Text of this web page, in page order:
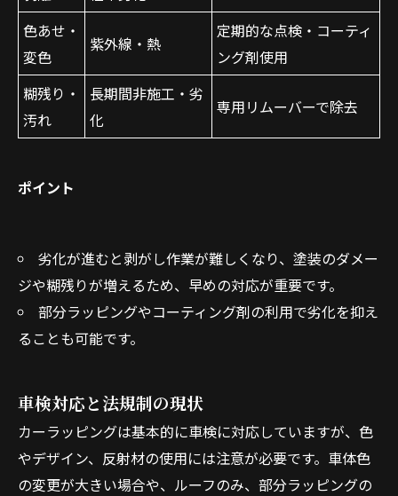
色あせ・
変色
紫外線・熱
定期的な点検・コーティ
ング剤使用
糊残り・
汚れ
長期間非施工・劣
化
専用リムーバーで除去
ポイント
劣化が進むと剥がし作業が難しくなり、塗装のダメー
ジや糊残りが増えるため、早めの対応が重要です。
部分ラッピングやコーティング剤の利用で劣化を抑え
ることも可能です。
車検対応と法規制の現状
カーラッピングは基本的に車検に対応していますが、色
やデザイン、反射材の使用には注意が必要です。車体色
の変更が大きい場合や、ルーフのみ、部分ラッピングの